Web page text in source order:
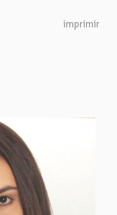
imprimir